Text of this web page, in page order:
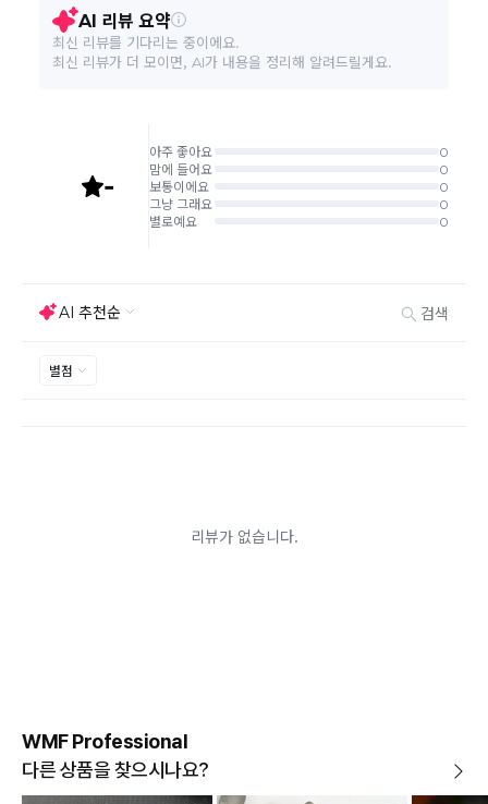
A/S 책임자와 전화번호 상품상세참조
본 상품 정보의 내용은 공정거래위원회 '상품정보제공고시'에 따라 판매자가 직접 등록한
주문완료 후 재고 부족 등으로 인해 주문 취소 처리가 될
수도 있는 점 양해 부탁드립니다.
주문상태가 상품준비중인 경우 취소신청이 불가능합니
반품/교환은 미사용 제품에 한해 배송완료 후 7일 이내입
니다.
임의반품은 불가하오니 반드시 고객센터나 ＂마이바바
> 주문취소/교환/반품 신청"을 통해서 신청접수를 하시
기 바랍니다.
기타 전자상거래 등에서의 소비자보호에 관한 법률이 정
WMF Professional
다른 상품을 찾으시나요?